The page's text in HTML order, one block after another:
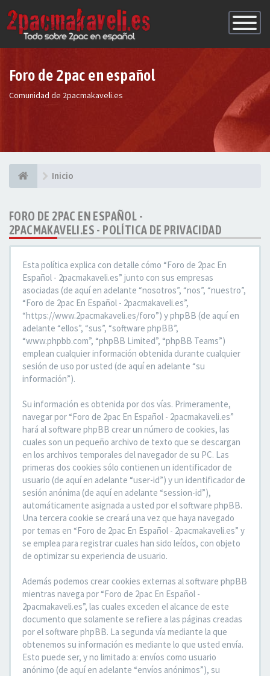
de
Foro de 2pac en español
Comunidad de 2pacmakaveli.es
Inicio
FORO DE 2PAC EN ESPAÑOL -
2PACMAKAVELI.ES - POLÍTICA DE PRIVACIDAD
Esta política explica con detalle cómo “Foro de 2pac En
Español - 2pacmakaveli.es” junto con sus empresas
asociadas (de aquí en adelante “nosotros”, “nos”, “nuestro”,
“Foro de 2pac En Español - 2pacmakaveli.es”,
“https://www.2pacmakaveli.es/foro”) y phpBB (de aquí en
adelante “ellos”, “sus”, “software phpBB”,
“www.phpbb.com”, “phpBB Limited”, “phpBB Teams”)
emplean cualquier información obtenida durante cualquier
sesión de uso por usted (de aquí en adelante “su
información”).
Su información es obtenida por dos vías. Primeramente,
navegar por “Foro de 2pac En Español - 2pacmakaveli.es”
hará al software phpBB crear un número de cookies, las
cuales son un pequeño archivo de texto que se descargan
en los archivos temporales del navegador de su PC. Las
primeras dos cookies sólo contienen un identificador de
usuario (de aquí en adelante “user-id”) y un identificador de
sesión anónima (de aquí en adelante “session-id”),
automáticamente asignada a usted por el software phpBB.
Una tercera cookie se creará una vez que haya navegado
por temas en “Foro de 2pac En Español - 2pacmakaveli.es” y
se emplea para registrar cuales han sido leídos, con objeto
de optimizar su experiencia de usuario.
Además podemos crear cookies externas al software phpBB
mientras navega por “Foro de 2pac En Español -
2pacmakaveli.es”, las cuales exceden el alcance de este
documento que solamente se refiere a las páginas creadas
por el software phpBB. La segunda vía mediante la que
obtenemos su información es mediante lo que usted envía.
Esto puede ser, y no limitado a: envíos como usuario
anónimo (de aquí en adelante “envíos anónimos”), su